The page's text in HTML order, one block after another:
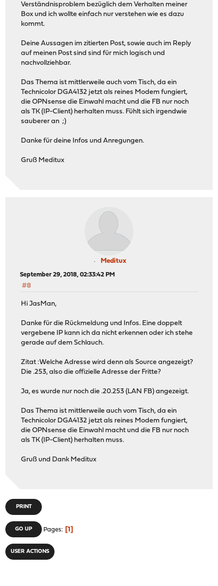
Verständnisproblem bezüglich dem Verhalten meiner
Box und ich wollte einfach nur verstehen wie es dazu
kommt.
Deine Aussagen im zitierten Post, sowie auch im Reply
auf meinen Post sind sind für mich logisch und
nachvollziehbar.
Das Thema ist mittlerweile auch vom Tisch, da ein
Technicolor DGA4132 jetzt als reines Modem fungiert,
die OPNsense die Einwahl macht und die FB nur noch
als TK (IP-Client) herhalten muss. Fühlt sich irgendwie
sauberer an ;)
Danke für deine Infos und Anregungen.
Gruß Meditux
Meditux
September 29, 2018, 02:33:42 PM
#8
Hi JasMan,
Danke für die Rückmeldung und Infos. Eine doppelt
vergebene IP kann ich da nicht erkennen oder ich stehe
gerade auf dem Schlauch.
Zitat :Welche Adresse wird denn als Source angezeigt?
Die .253, also die offizielle Adresse der Fritte?
Ja, es wurde nur noch die .20.253 (LAN FB) angezeigt.
Das Thema ist mittlerweile auch vom Tisch, da ein
Technicolor DGA4132 jetzt als reines Modem fungiert,
die OPNsense die Einwahl macht und die FB nur noch
als TK (IP-Client) herhalten muss.
Gruß und Dank Meditux
PRINT
GO UP Pages 1
USER ACTIONS